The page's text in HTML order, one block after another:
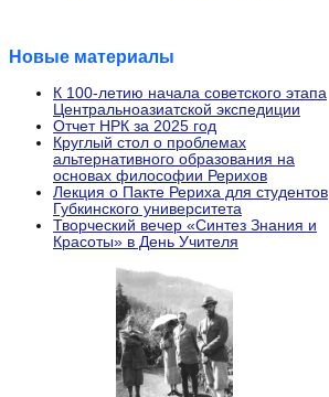
Новые материалы
К 100-летию начала советского этапа
Центральноазиатской экспедиции
Отчет НРК за 2025 год
Круглый стол о проблемах
альтернативного образования на
основах философии Рерихов
Лекция о Пакте Рериха для студентов
Губкинского университета
Творческий вечер «Синтез Знания и
Красоты» в День Учителя